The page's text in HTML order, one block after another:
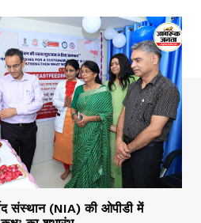
संस्थान (NIA) की ओपीडी में